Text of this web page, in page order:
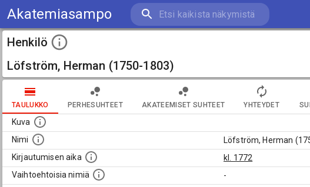
Akatemiasampo
Henkilö
Löfström, Herman (1750-1803)
TAULUKKO PERHESUHTEET AKATEEMISET SUHTEET YHTEYDET
Kuva
Nimi
Löfström, Herman
Kirjautumisen aika
kl. 1772
Vaihtoehtoisia nimiä
-